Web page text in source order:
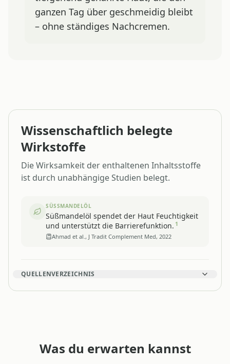
ganzen Tag über geschmeidig bleibt
– ohne ständiges Nachcremen.
Wissenschaftlich belegte
Wirkstoffe
Die Wirksamkeit der enthaltenen Inhaltsstoffe
ist durch unabhängige Studien belegt.
SÜSSMANDELÖL
Süßmandelöl spendet der Haut Feuchtigkeit
und unterstützt die Barrierefunktion. 1
Ahmad et al., J Tradit Complement Med, 2022
QUELLENVERZEICHNIS
Was du erwarten kannst